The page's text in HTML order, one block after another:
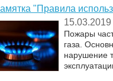
"Правила
15.03.2019
Пожары
газа.
нарушение